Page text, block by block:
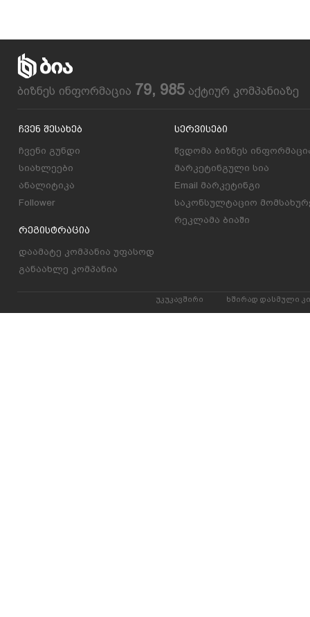
ბიზნეს ინფორმაცია 79, 985 აქტიურ კომპანიაზე
Ჩვენ Შესახებ
ჩვენი გუნდი
სიახლეები
ანალიტიკა
Follower
Რეგისტრაცია
დაამატე კომპანია უფასოდ
განაახლე კომპანია
Სერვისები
წვდომა ბიზნეს
მარკეტინგული სია
Email მარკეტინგი
საკონსულტაციო
რეკლამა ბიაში
უკუკავშირი ხშირად დასმული